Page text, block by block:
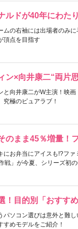
ルドが40年にわた
ムの右袖には出場者のみ
頂点を目指す
ン×向井康二“両片
と向井康二がW主演！映
究極のピュアラブ！
のまま45％増量！
にお弁当にアイスも!?フ
戦」が今夏、シリーズ初の
！目的別「おすす
パソコン選びは意外と難
すめモデルをご紹介！